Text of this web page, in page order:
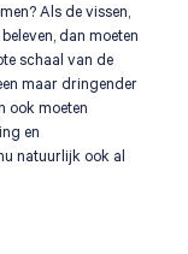
Als de vissen,
dan moeten
schaal van de
maar dringender
ook moeten
en
natuurlijk ook al